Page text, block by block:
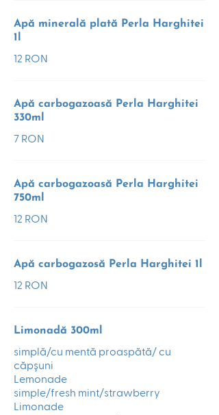
Apă minerală plată Perla Harghitei
1l
12 RON
Apă carbogazoasă Perla Harghitei
330ml
7 RON
Apă carbogazoasă Perla Harghitei
750ml
12 RON
Apă carbogazosă Perla Harghitei 1l
12 RON
Limonadă 300ml
simplă/cu mentă proaspătă/ cu
căpșuni
Lemonade
simple/fresh mint/strawberry
Limonade